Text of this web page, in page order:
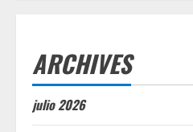
ARCHIVES
julio 2026